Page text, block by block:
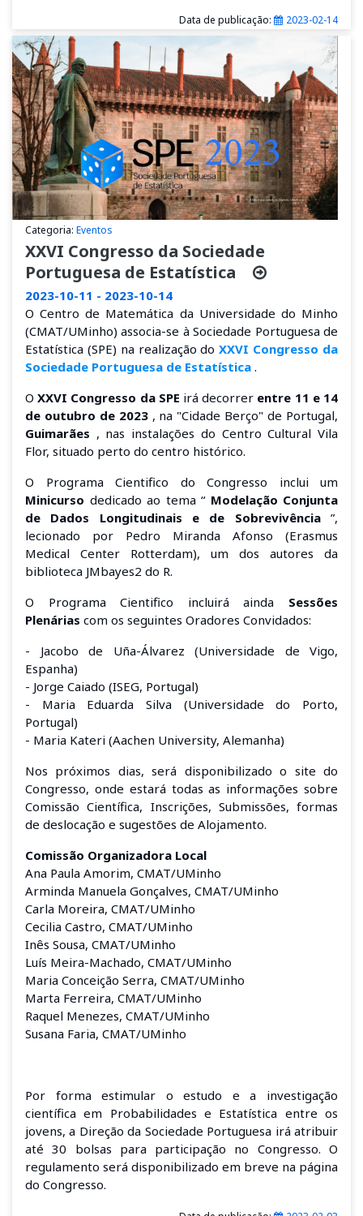
Data de publicação: 2023-02-14
Categoria: Eventos
XXVI Congresso da Sociedade
Portuguesa de Estatística
2023-10-11 - 2023-10-14
O Centro de Matemática da Universidade do Minho
(CMAT/UMinho) associa-se à Sociedade Portuguesa de
Estatística (SPE) na realização doXXVI Congresso da
Sociedade Portuguesa de Estatística .
O XXVI Congresso da SPE irá decorrer entre 11 e 14
de outubro de 2023, na "Cidade Berço" de Portugal,
Guimarães , nas instalações do Centro Cultural Vila
Flor, situado perto do centro histórico.
O Programa Cientifico do Congresso inclui um
Minicurso dedicado ao tema “ Modelação Conjunta
de Dados Longitudinais e de Sobrevivência”,
lecionado por Pedro Miranda Afonso (Erasmus
Medical Center Rotterdam), um dos autores da
biblioteca JMbayes2 do R.
O Programa Cientifico incluirá ainda Sessões
Plenárias com os seguintes Oradores Convidados:
- Jacobo de Uña-Álvarez (Universidade de Vigo,
Espanha)
- Jorge Caiado (ISEG, Portugal)
- Maria Eduarda Silva (Universidade do Porto,
Portugal)
- Maria Kateri (Aachen University, Alemanha)
Nos próximos dias, será disponibilizado o site do
Congresso, onde estará todas as informações sobre
Comissão Científica, Inscrições, Submissões, formas
de deslocação e sugestões de Alojamento.
Comissão Organizadora Local
Ana Paula Amorim, CMAT/UMinho
Arminda Manuela Gonçalves, CMAT/UMinho
Carla Moreira, CMAT/UMinho
Cecilia Castro, CMAT/UMinho
Inês Sousa, CMAT/UMinho
Luís Meira-Machado, CMAT/UMinho
Maria Conceição Serra, CMAT/UMinho
Marta Ferreira, CMAT/UMinho
Raquel Menezes, CMAT/UMinho
Susana Faria, CMAT/UMinho
Por forma estimular o estudo e a investigação
científica em Probabilidades e Estatística entre os
jovens, a Direção da Sociedade Portuguesa irá atribuir
até 30 bolsas para participação no Congresso. O
regulamento será disponibilizado em breve na página
do Congresso.